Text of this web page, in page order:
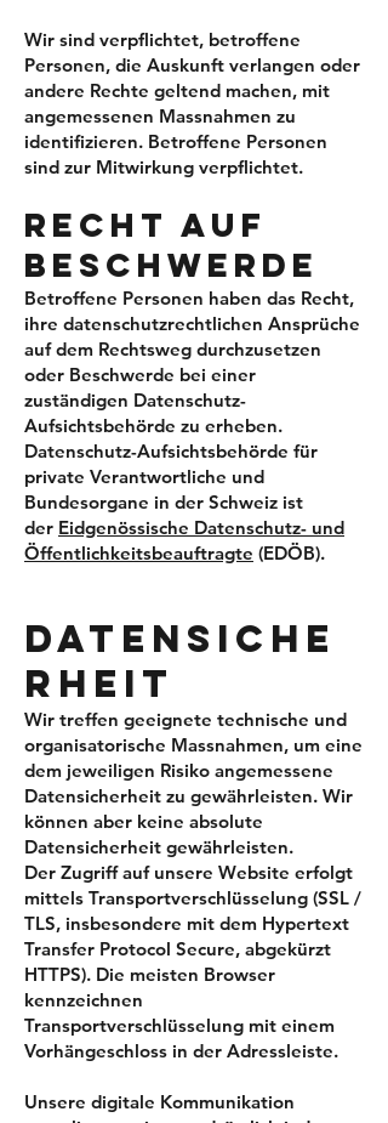
Wir sind verpflichtet, betroffene
Personen, die Auskunft verlangen oder
andere Rechte geltend machen, mit
angemessenen Massnahmen zu
identifizieren. Betroffene Personen
sind zur Mitwirkung verpflichtet.
RECHT AUF
BESCHWERDE
Betroffene Personen haben das Recht,
ihre datenschutzrechtlichen Ansprüche
auf dem Rechtsweg durchzusetzen
oder Beschwerde bei einer
zuständigen Datenschutz-
Aufsichtsbehörde zu erheben.
Datenschutz-Aufsichtsbehörde für
private Verantwortliche und
Bundesorgane in der Schweiz ist
der Eidgenössische Datenschutz- und
Öffentlichkeitsbeauftragte (EDÖB).
DATENSICHE
RHEIT
Wir treffen geeignete technische und
organisatorische Massnahmen, um eine
dem jeweiligen Risiko angemessene
Datensicherheit zu gewährleisten. Wir
können aber keine absolute
Datensicherheit gewährleisten.
Der Zugriff auf unsere Website erfolgt
mittels Transportverschlüsselung (SSL /
TLS, insbesondere mit dem Hypertext
Transfer Protocol Secure, abgekürzt
HTTPS). Die meisten Browser
kennzeichnen
Transportverschlüsselung mit einem
Vorhängeschloss in der Adressleiste.
Unsere digitale Kommunikation